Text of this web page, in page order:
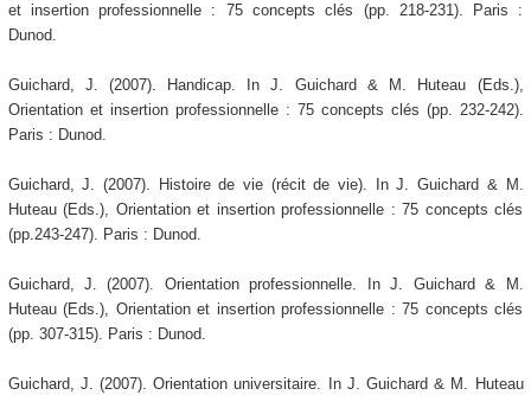
et insertion professionnelle : 75 concepts clés (pp. 218-231). Paris :
Dunod.
Guichard, J. (2007). Handicap. In J. Guichard & M. Huteau (Eds.),
Orientation et insertion professionnelle : 75 concepts clés (pp. 232-242).
Paris : Dunod.
Guichard, J. (2007). Histoire de vie (récit de vie). In J. Guichard & M.
Huteau (Eds.), Orientation et insertion professionnelle : 75 concepts clés
(pp.243-247). Paris : Dunod.
Guichard, J. (2007). Orientation professionnelle. In J. Guichard & M.
Huteau (Eds.), Orientation et insertion professionnelle : 75 concepts clés
(pp. 307-315). Paris : Dunod.
Guichard, J. (2007). Orientation universitaire. In J. Guichard & M. Huteau